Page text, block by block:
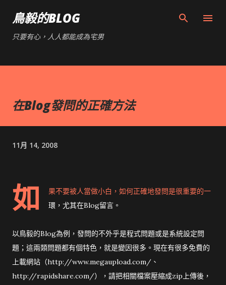
鳥毅的BLOG
只要有心，人人都能成為宅男
在Blog發問的正確方法
11月 14, 2008
如
果不要被人當做小白，如何正確地發問是很重要的一
環，尤其在Blog留言。
以鳥毅的Blog為例，發問的不外乎是程式問題或是系統設定問
題；這兩類問題都有個特色，就是變因很多。現在有很多免費的
上載網站（http://www.megaupload.com/、
http://rapidshare.com/），請把相關檔案壓縮成zip上傳後，